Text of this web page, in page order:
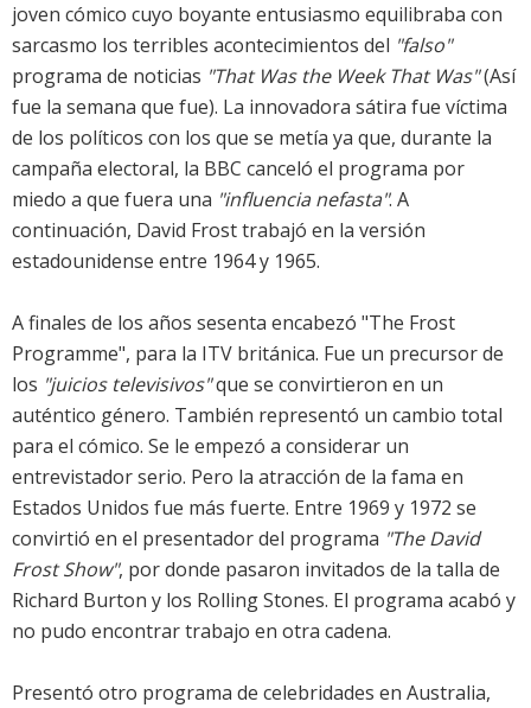
joven cómico cuyo boyante entusiasmo equilibraba con
sarcasmo los terribles acontecimientos del "falso"
programa de noticias "That Was the Week That Was"(Así
fue la semana que fue). La innovadora sátira fue víctima
de los políticos con los que se metía ya que, durante la
campaña electoral, la BBC canceló el programa por
miedo a que fuera una "influencia nefasta". A
continuación, David Frost trabajó en la versión
estadounidense entre 1964 y 1965.
A finales de los años sesenta encabezó "The Frost
Programme", para la ITV británica. Fue un precursor de
los "juicios televisivos"que se convirtieron en un
auténtico género. También representó un cambio total
para el cómico. Se le empezó a considerar un
entrevistador serio. Pero la atracción de la fama en
Estados Unidos fue más fuerte. Entre 1969 y 1972 se
convirtió en el presentador del programa "The David
Frost Show", por donde pasaron invitados de la talla de
Richard Burton y los Rolling Stones. El programa acabó y
no pudo encontrar trabajo en otra cadena.
Presentó otro programa de celebridades en Australia,